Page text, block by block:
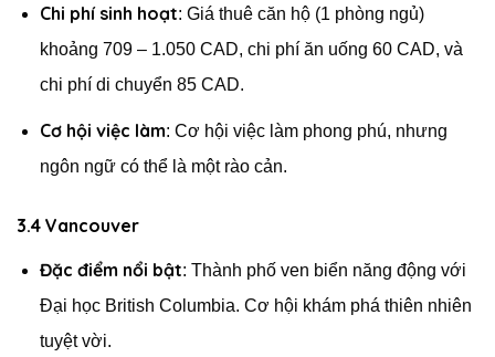
Chi phí sinh hoạt: Giá thuê căn hộ (1 phòng ngủ)
khoảng 709 – 1.050 CAD, chi phí ăn uống 60 CAD, và
chi phí di chuyển 85 CAD.
Cơ hội việc làm: Cơ hội việc làm phong phú, nhưng
ngôn ngữ có thể là một rào cản.
3.4 Vancouver
Đặc điểm nổi bật: Thành phố ven biển năng động với
Đại học British Columbia. Cơ hội khám phá thiên nhiên
tuyệt vời.